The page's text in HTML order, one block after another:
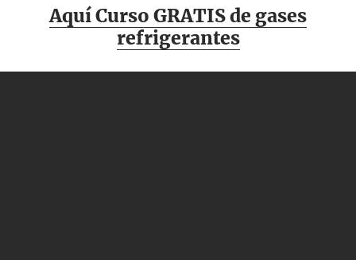
Aquí Curso GRATIS de gases
refrigerantes